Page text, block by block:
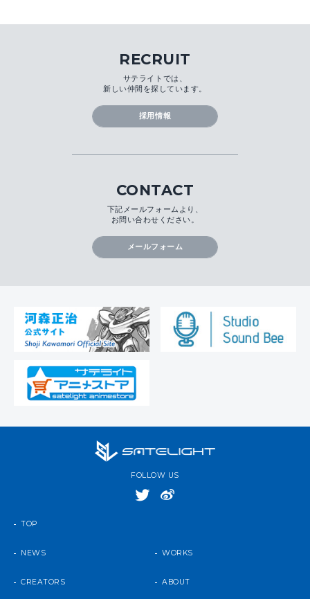
RECRUIT
サテライトでは、
新しい仲間を探しています。
採用情報
CONTACT
下記メールフォームより、
お問い合わせください。
メールフォーム
FOLLOW US
TOP
NEWS WORKS
CREATORS ABOUT